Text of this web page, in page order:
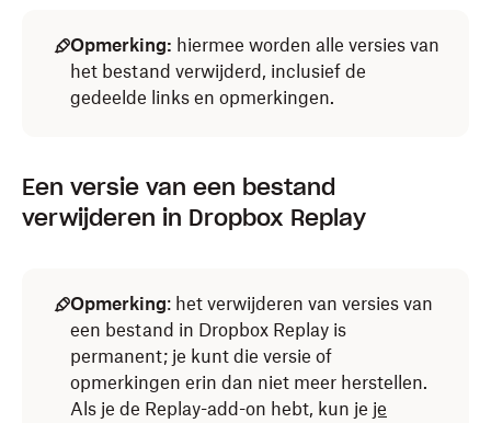
Opmerking: hiermee worden alle versies van
het bestand verwijderd, inclusief de
gedeelde links en opmerkingen.
Een versie van een bestand
verwijderen in Dropbox Replay
Opmerking: het verwijderen van versies van
een bestand in Dropbox Replay is
permanent; je kunt die versie of
opmerkingen erin dan niet meer herstellen.
Als je de Replay-add-on hebt, kun je je